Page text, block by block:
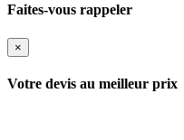
Faites-vous rappeler
×
Votre devis au meilleur prix